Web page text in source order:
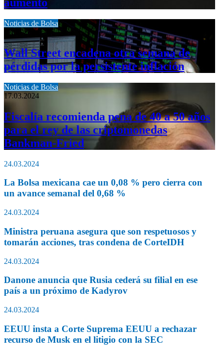
aumento
Noticias de Bolsa
17.03.2024
Wall Street encadena otra semana de
pérdidas por la persistente inflación
Noticias de Bolsa
17.03.2024
Fiscalía recomienda pena de 40 a 50 años
para el rey de las criptomonedas
Bankman-Fried
24.03.2024
La Bolsa mexicana cae un 0,08 % pero cierra con
un avance semanal del 0,68 %
24.03.2024
Ministra peruana asegura que son respetuosos y
tomarán acciones, tras condena de CorteIDH
24.03.2024
Danone anuncia que Rusia cederá su filial en ese
país a un próximo de Kadyrov
24.03.2024
EEUU insta a Corte Suprema EEUU a rechazar
recurso de Musk en el litigio con la SEC